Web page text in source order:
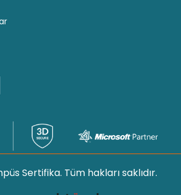
Sertifika. Tüm hakları saklıdır.